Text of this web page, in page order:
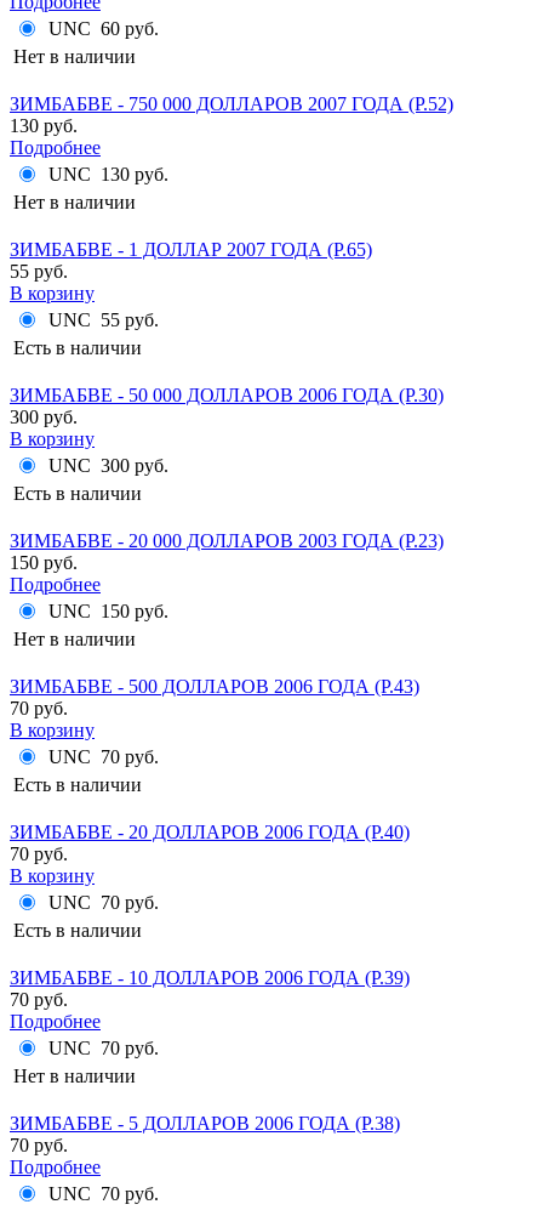
UNC 60 руб.
Нет в наличии
ЗИМБАБВЕ - 750 000 ДОЛЛАРОВ 2007 ГОДА (P.52)
130 руб.
Подробнее
UNC 130 руб.
Нет в наличии
ЗИМБАБВЕ - 1 ДОЛЛАР 2007 ГОДА (P.65)
55 руб.
В корзину
UNC 55 руб.
Есть в наличии
ЗИМБАБВЕ - 50 000 ДОЛЛАРОВ 2006 ГОДА (P.30)
300 руб.
В корзину
UNC 300 руб.
Есть в наличии
ЗИМБАБВЕ - 20 000 ДОЛЛАРОВ 2003 ГОДА (P.23)
150 руб.
Подробнее
UNC 150 руб.
Нет в наличии
ЗИМБАБВЕ - 500 ДОЛЛАРОВ 2006 ГОДА (P.43)
70 руб.
В корзину
UNC 70 руб.
Есть в наличии
ЗИМБАБВЕ - 20 ДОЛЛАРОВ 2006 ГОДА (P.40)
70 руб.
В корзину
UNC 70 руб.
Есть в наличии
ЗИМБАБВЕ - 10 ДОЛЛАРОВ 2006 ГОДА (P.39)
70 руб.
Подробнее
UNC 70 руб.
Нет в наличии
ЗИМБАБВЕ - 5 ДОЛЛАРОВ 2006 ГОДА (P.38)
70 руб.
Подробнее
UNC 70 руб.